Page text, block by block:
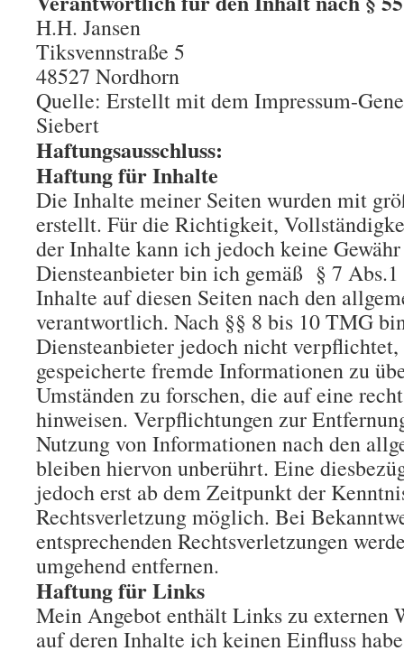
H.H. Jansen
Tiksvennstraße 5
48527 Nordhorn
Quelle: Erstellt mit dem Impressum-
Siebert
Haftungsausschluss:
Haftung für Inhalte
Die Inhalte meiner Seiten wurden mit
erstellt. Für die Richtigkeit,
der Inhalte kann ich jedoch keine
Diensteanbieter bin ich gemäß § 7
Inhalte auf diesen Seiten nach den
verantwortlich. Nach §§ 8 bis 10 TMG
Diensteanbieter jedoch nicht
gespeicherte fremde Informationen zu
Umständen zu forschen, die auf eine
hinweisen. Verpflichtungen zur
Nutzung von Informationen nach den
bleiben hiervon unberührt. Eine
jedoch erst ab dem Zeitpunkt der
Rechtsverletzung möglich. Bei
entsprechenden Rechtsverletzungen
umgehend entfernen.
Haftung für Links
Mein Angebot enthält Links zu externen
auf deren Inhalte ich keinen Einfluss